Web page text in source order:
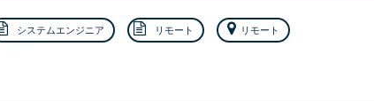
システムエンジニア リモート リモート